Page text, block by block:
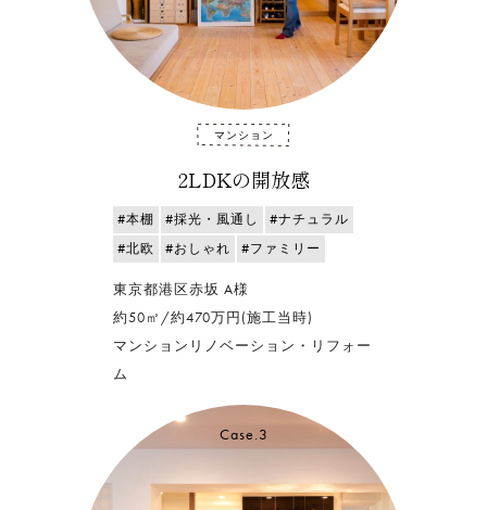
マンション
2LDKの開放感
#本棚 #採光・風通し
#ナチュラル
#北欧
#おしゃれ #ファミリー
東京都港区赤坂 A様
約50㎡/約470万円(施工当時)
マンションリノベーション・リフォー
ム
Case.3